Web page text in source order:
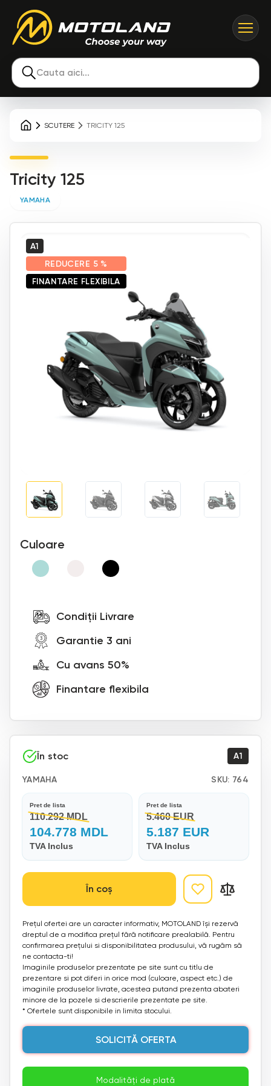
Cauta aici...
SCUTERE TRICITY 125
Tricity 125
YAMAHA
A1
REDUCERE 5 %
FINANTARE FLEXIBILA
Culoare
Condiții Livrare
Garantie 3 ani
Cu avans 50%
Finantare flexibila
În stoc A1
YAMAHA SKU: 764
Pret de lista
110.292 MDL
104.778 MDL
TVA Inclus
Pret de lista
5.460 EUR
5.187 EUR
TVA Inclus
În coș
Prețul ofertei are un caracter informativ, MOTOLAND își rezervă
dreptul de a modifica prețul fără notificare prealabilă. Pentru
confirmarea prețului si disponibilitatea produsului, vă rugăm să
ne contacta-ti!
Imaginile produselor prezentate pe site sunt cu titlu de
prezentare si pot diferi in orice mod (culoare, aspect etc.) de
imaginile produselor livrate, acestea putand prezenta abateri
minore de la pozele si descrierile prezentate pe site.
* Ofertele sunt disponibile in limita stocului.
SOLICITĂ OFERTA
Modalități de plată